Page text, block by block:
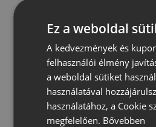
Ez a weboldal
A kedvezmények és
felhasználói élmény
a weboldal sütiket
használatával
használatához, a Cookie
megfelelően. Bővebben